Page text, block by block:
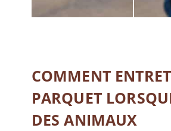
COMMENT
PARQUET
DES ANIMAUX